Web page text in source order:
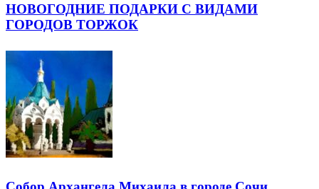
НОВОГОДНИЕ ПОДАРКИ С ВИДАМИ
ГОРОДОВ ТОРЖОК